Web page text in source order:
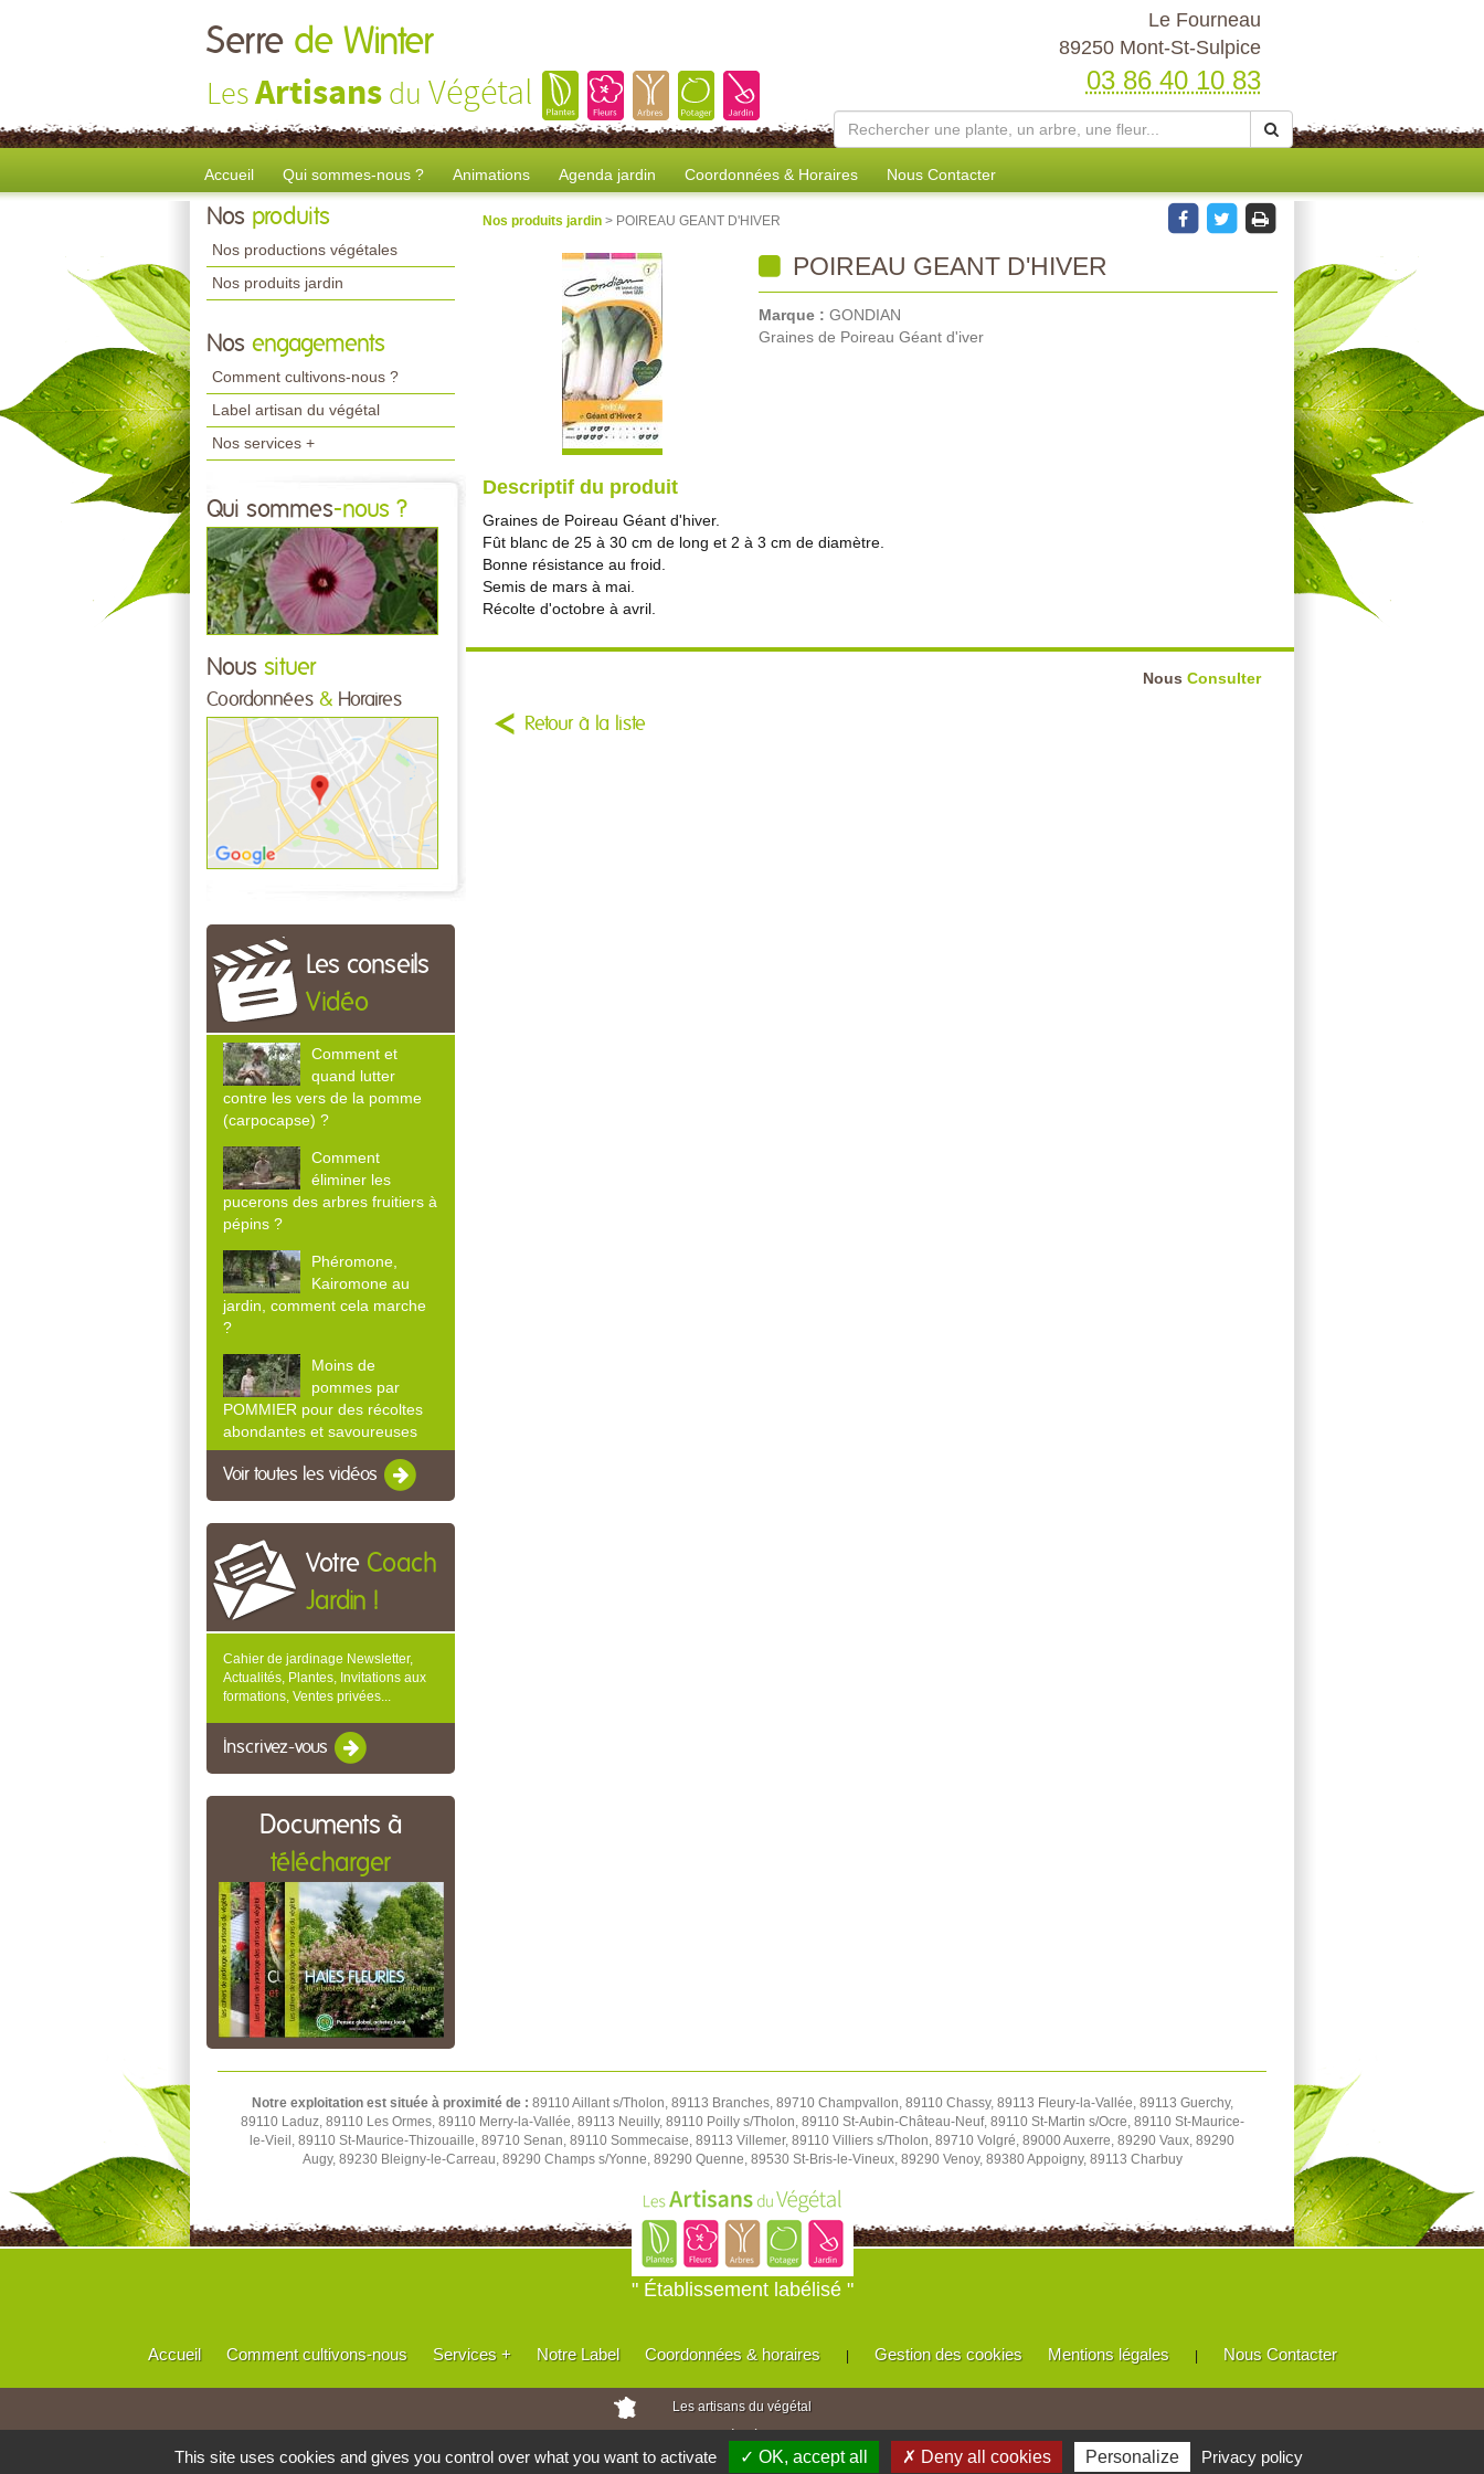
Serre de Winter
LesArtisans du Végétal
Le Fourneau
89250 Mont-St-Sulpice
03 86 40 10 83
Accueil Qui sommes-nous ? Animations Agenda jardin Coordonnées & Horaires Nous Contacter
Nos produits
Nos productions végétales
Nos produits jardin
Nos engagements
Comment cultivons-nous ?
Label artisan du végétal
Nos services +
Qui sommes-nous ?
Nous situer
Coordonnées & Horaires
Les conseils
Vidéo
Comment et
quand lutter
contre les vers de la pomme
(carpocapse) ?
Comment
éliminer les
pucerons des arbres fruitiers à
pépins ?
Phéromone,
Kairomone au
jardin, comment cela marche
?
Moins de
pommes par
POMMIER pour des récoltes
abondantes et savoureuses
Voir toutes les vidéos
Votre Coach
Jardin !
Cahier de jardinage Newsletter,
Actualités, Plantes, Invitations aux
formations, Ventes privées...
Inscrivez-vous
Documents à
télécharger
Nos produits jardin > POIREAU GEANT D'HIVER
POIREAU GEANT D'HIVER
Marque : GONDIAN
Graines de Poireau Géant d'iver
Descriptif du produit
Graines de Poireau Géant d'hiver.
Fût blanc de 25 à 30 cm de long et 2 à 3 cm de diamètre.
Bonne résistance au froid.
Semis de mars à mai.
Récolte d'octobre à avril.
Nous Consulter
Retour à la liste
Notre exploitation est située à proximité de : 89110 Aillant s/Tholon, 89113 Branches, 89710 Champvallon, 89110 Chassy, 89113 Fleury-la-Vallée, 89113 Guerchy,
89110 Laduz, 89110 Les Ormes, 89110 Merry-la-Vallée, 89113 Neuilly, 89110 Poilly s/Tholon, 89110 St-Aubin-Château-Neuf, 89110 St-Martin s/Ocre, 89110 St-Maurice-
le-Vieil, 89110 St-Maurice-Thizouaille, 89710 Senan, 89110 Sommecaise, 89113 Villemer, 89110 Villiers s/Tholon, 89710 Volgré, 89000 Auxerre, 89290 Vaux, 89290
Augy, 89230 Bleigny-le-Carreau, 89290 Champs s/Yonne, 89290 Quenne, 89530 St-Bris-le-Vineux, 89290 Venoy, 89380 Appoigny, 89113 Charbuy
" Établissement labélisé "
Accueil Comment cultivons-nous Services + Notre Label Coordonnées & horaires | Gestion des cookies Mentions légales | Nous Contacter
Les artisans du végétal
Horticulteurs et pépinièristes de France
This site uses cookies and gives you control over what you want to activate ✓ OK, accept all ✗ Deny all cookies Personalize Privacy policy